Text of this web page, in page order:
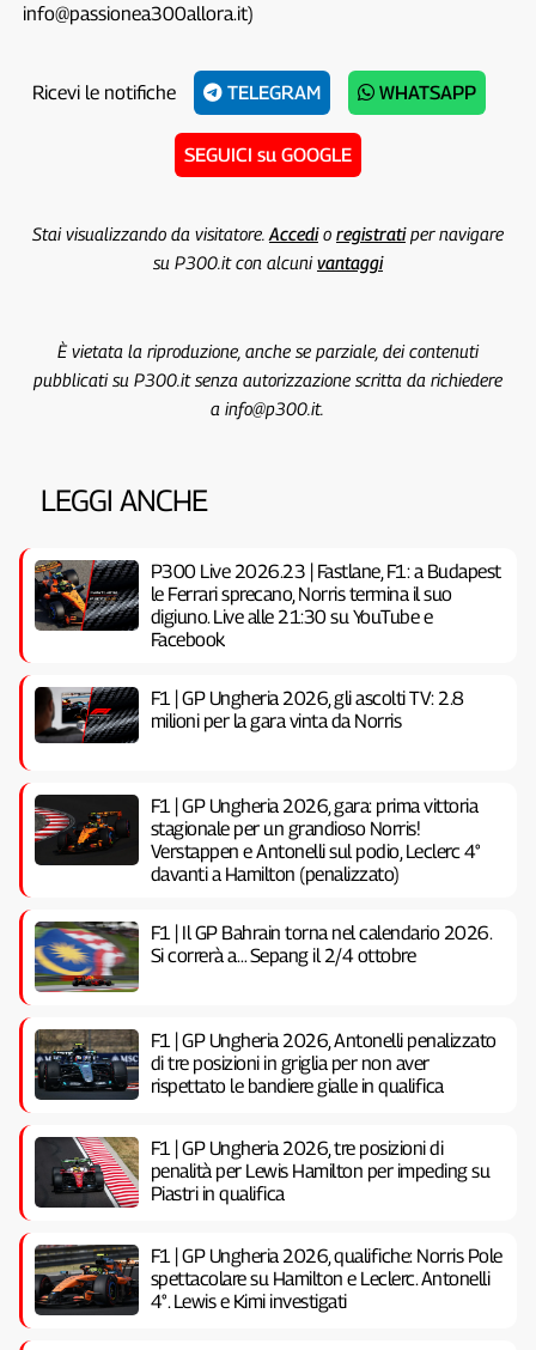
info@passionea300allora.it)
Ricevi le notifiche TELEGRAM WHATSAPP
SEGUICI su GOOGLE
Stai visualizzando da visitatore. Accedio registratiper navigare
su P300.it con alcunivantaggi
È vietata la riproduzione, anche se parziale, dei contenuti
pubblicati su P300.it senza autorizzazione scritta da richiedere
a info@p300.it.
LEGGI ANCHE
P300 Live 2026.23 | Fastlane, F1: a Budapest
le Ferrari sprecano, Norris termina il suo
digiuno. Live alle 21:30 su YouTube e
Facebook
F1 | GP Ungheria 2026, gli ascolti TV: 2.8
milioni per la gara vinta da Norris
F1 | GP Ungheria 2026, gara: prima vittoria
stagionale per un grandioso Norris!
Verstappen e Antonelli sul podio, Leclerc 4°
davanti a Hamilton (penalizzato)
F1 | Il GP Bahrain torna nel calendario 2026.
Si correrà a… Sepang il 2/4 ottobre
F1 | GP Ungheria 2026, Antonelli penalizzato
di tre posizioni in griglia per non aver
rispettato le bandiere gialle in qualifica
F1 | GP Ungheria 2026, tre posizioni di
penalità per Lewis Hamilton per impeding su
Piastri in qualifica
F1 | GP Ungheria 2026, qualifiche: Norris Pole
spettacolare su Hamilton e Leclerc. Antonelli
4°. Lewis e Kimi investigati